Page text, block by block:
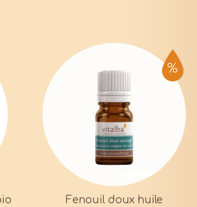
Fenouil doux huile